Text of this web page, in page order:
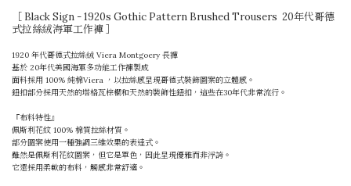
［ Black Sign - 1920s Gothic Pattern Brushed Trousers 20年代哥德
式拉絲絨海軍工作褲 ］
1920 年代哥德式拉絲絨 Viera Montgoery 長褲
基於 20年代美國海軍多功能工作褲製成
面料採用 100% 純棉Viera ，以拉絲感呈現哥德式裝飾圖案的立體感。
鈕扣部分採用天然的塔格瓦棕櫚和天然的裝飾性鈕扣，這些在30年代非常流行。
『布料特性』
佩斯利花紋 100% 棉質拉絲材質。
部分圖案使用一種強調三維效果的表達式。
雖然是佩斯利花紋圖案，但它是單色，因此呈現優雅而非浮誇。
它還採用柔軟的布料，觸感非常舒適。